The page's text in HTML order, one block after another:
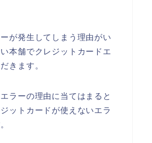
が発生してしまう理由がい
本舗でクレジットカードエ
きます。
ラーの理由に当てはまると
ットカードが使えないエラ